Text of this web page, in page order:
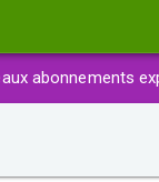
abonnements